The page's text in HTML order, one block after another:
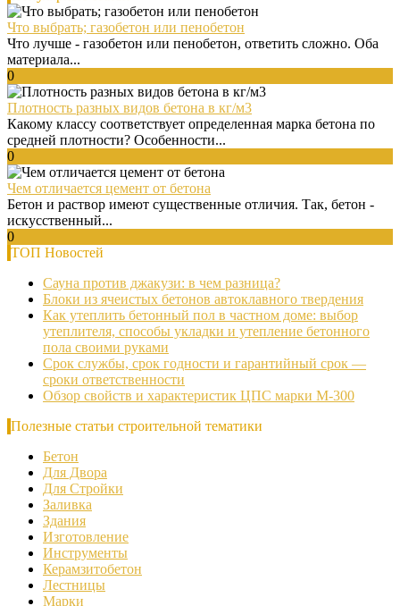
Что выбрать; газобетон или пенобетон
Что лучше - газобетон или пенобетон, ответить сложно. Оба
материала...
0
Плотность разных видов бетона в кг/м3
Какому классу соответствует определенная марка бетона по
средней плотности? Особенности...
0
Чем отличается цемент от бетона
Бетон и раствор имеют существенные отличия. Так, бетон -
искусственный...
0
ТОП Новостей
Сауна против джакузи: в чем разница?
Блоки из ячеистых бетонов автоклавного твердения
Как утеплить бетонный пол в частном доме: выбор
утеплителя, способы укладки и утепление бетонного
пола своими руками
Срок службы, срок годности и гарантийный срок —
сроки ответственности
Обзор свойств и характеристик ЦПС марки М-300
Полезные статьи строительной тематики
Бетон
Для Двора
Для Стройки
Заливка
Здания
Изготовление
Инструменты
Керамзитобетон
Лестницы
Марки